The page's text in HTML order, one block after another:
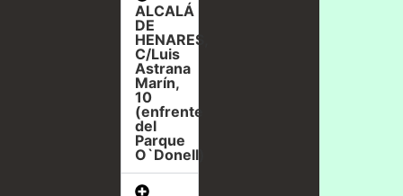
ALCALÁ
DE
HENARES,
C/Luis
Astrana
Marín,
10
(enfrente
del
Parque
O`Donell)